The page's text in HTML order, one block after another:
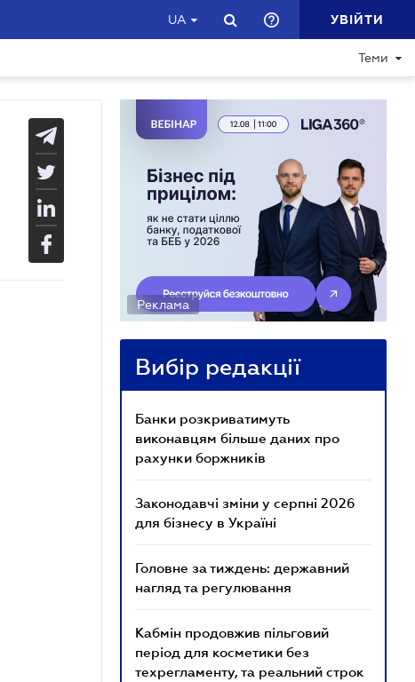
UA УВІЙТИ
Теми
Реклама
Вибір редакції
Банки розкриватимуть
виконавцям більше даних про
рахунки боржників
Законодавчі зміни у серпні 2026
для бізнесу в Україні
Головне за тиждень: державний
нагляд та регулювання
Кабмін продовжив пільговий
період для косметики без
техрегламенту, та реальний строк